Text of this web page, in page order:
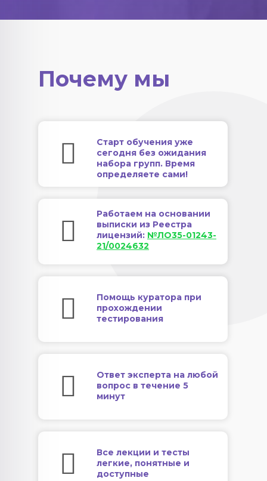
Почему мы
Старт обучения уже
сегодня без ожидания
набора групп. Время
определяете сами!
Работаем на основании
выписки из Реестра
лицензий: №ЛО35-01243-
21/0024632
Помощь куратора при
прохождении
тестирования
Ответ эксперта на любой
вопрос в течение 5
минут
Все лекции и тесты
легкие, понятные и
доступные